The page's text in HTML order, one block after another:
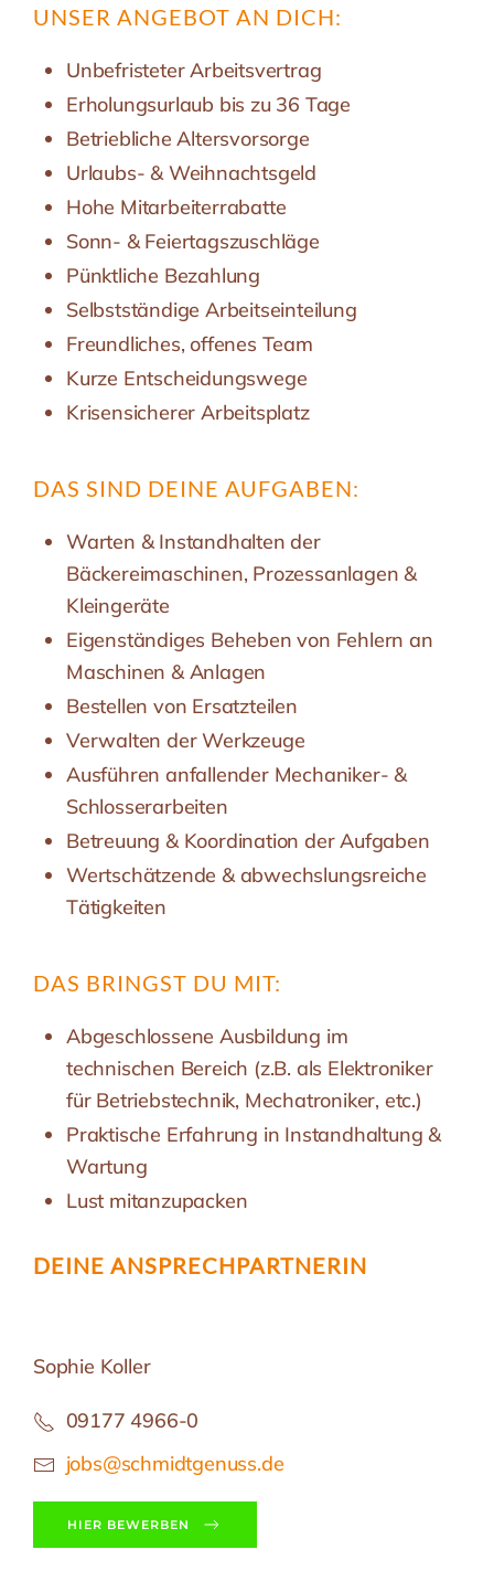
UNSER ANGEBOT AN DICH:
Unbefristeter Arbeitsvertrag
Erholungsurlaub bis zu 36 Tage
Betriebliche Altersvorsorge
Urlaubs- & Weihnachtsgeld
Hohe Mitarbeiterrabatte
Sonn- & Feiertagszuschläge
Pünktliche Bezahlung
Selbstständige Arbeitseinteilung
Freundliches, offenes Team
Kurze Entscheidungswege
Krisensicherer Arbeitsplatz
DAS SIND DEINE AUFGABEN:
Warten & Instandhalten der
Bäckereimaschinen, Prozessanlagen &
Kleingeräte
Eigenständiges Beheben von Fehlern an
Maschinen & Anlagen
Bestellen von Ersatzteilen
Verwalten der Werkzeuge
Ausführen anfallender Mechaniker- &
Schlosserarbeiten
Betreuung & Koordination der Aufgaben
Wertschätzende & abwechslungsreiche
Tätigkeiten
DAS BRINGST DU MIT:
Abgeschlossene Ausbildung im
technischen Bereich (z.B. als Elektroniker
für Betriebstechnik, Mechatroniker, etc.)
Praktische Erfahrung in Instandhaltung &
Wartung
Lust mitanzupacken
DEINE ANSPRECH­PARTNERIN
Sophie Koller
09177 4966-0
jobs@schmidtgenuss.de
HIER BEWERBEN